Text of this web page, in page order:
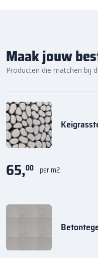
Maak jouw
Producten die matchen bij
65,00 per m2